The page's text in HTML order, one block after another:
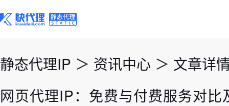
静态代理IP ＞ 资讯中心 ＞ 文章详
网页代理IP：免费与付费服务对比